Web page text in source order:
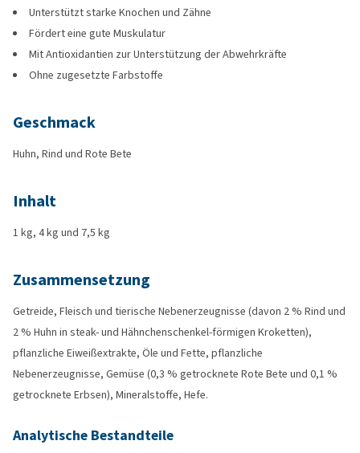
Unterstützt starke Knochen und Zähne
Fördert eine gute Muskulatur
Mit Antioxidantien zur Unterstützung der Abwehrkräfte
Ohne zugesetzte Farbstoffe
Geschmack
Huhn, Rind und Rote Bete
Inhalt
1 kg, 4 kg und 7,5 kg
Zusammensetzung
Getreide, Fleisch und tierische Nebenerzeugnisse (davon 2 % Rind und
2 % Huhn in steak- und Hähnchenschenkel-förmigen Kroketten),
pflanzliche Eiweißextrakte, Öle und Fette, pflanzliche
Nebenerzeugnisse, Gemüse (0,3 % getrocknete Rote Bete und 0,1 %
getrocknete Erbsen), Mineralstoffe, Hefe.
Analytische Bestandteile